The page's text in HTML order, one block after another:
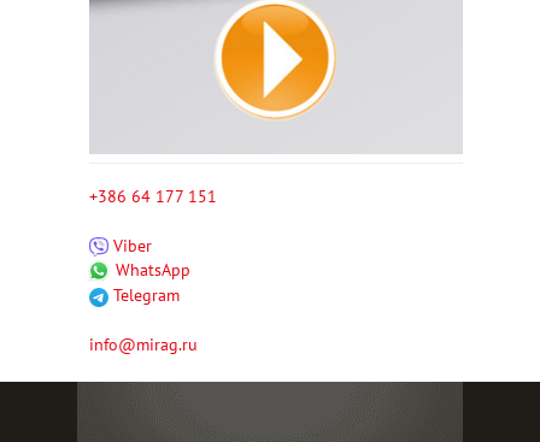
+386 64 177 151
Viber
WhatsApp
Telegram
info@mirag.ru